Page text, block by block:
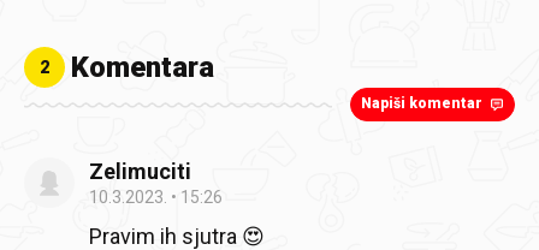
2 Komentara
Napiši komentar
Zelimuciti
10.3.2023. 15:26
Pravim ih sjutra 😍